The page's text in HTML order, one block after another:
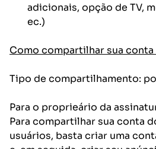
adicionais, opção de TV,
ec.)
Como compartilhar sua conta
Tipo de compartilhamento:
Para o proprieário da
Para compartilhar sua conta
usuários, basta criar uma